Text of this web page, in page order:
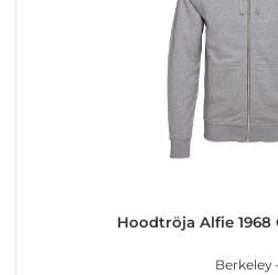
Hoodtröja Alfie 1968
Berkeley -